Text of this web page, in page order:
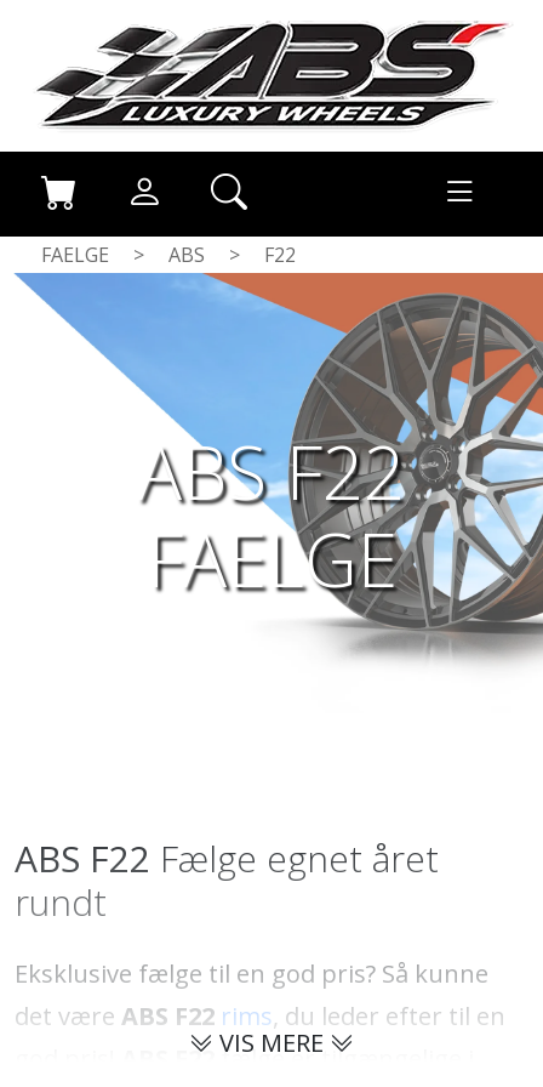
FAELGE > ABS > F22
ABS F22
FAELGE
ABS F22 Fælge egnet året
rundt
Eksklusive fælge til en god pris? Så kunne
det være ABS F22 rims, du leder efter til en
ABS F22 fælge er tilgængelige i
VIS MERE